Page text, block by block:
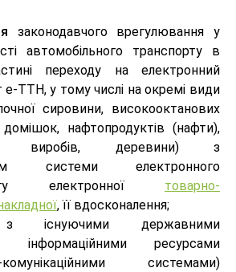
законодавчого врегулювання у
автомобільного транспорту в
переходу на електронний
е-ТТН, у тому числі на окремі види
сировини, високооктанових
домішок, нафтопродуктів (нафти),
виробів, деревини) з
системи електронного
електронної товарно-
, її вдосконалення;
державними
інформаційними ресурсами
комунікаційними системами)